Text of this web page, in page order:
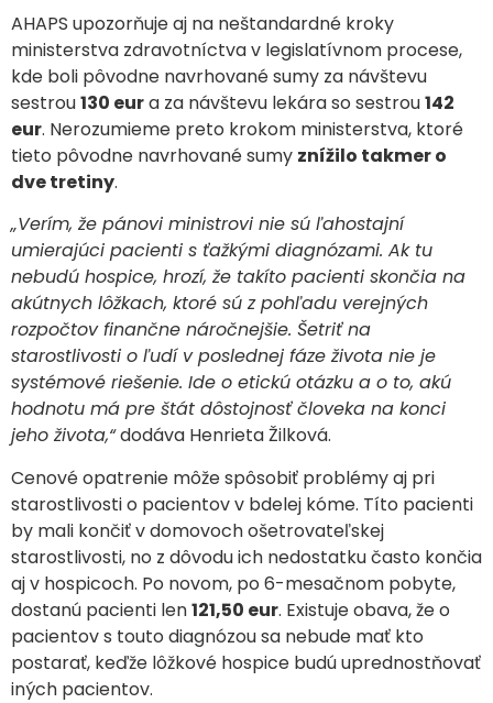
AHAPS upozorňuje aj na neštandardné kroky
ministerstva zdravotníctva v legislatívnom procese,
kde boli pôvodne navrhované sumy za návštevu
sestrou130 eura za návštevu lekára so sestrou142
eur. Nerozumieme preto krokom ministerstva, ktoré
tieto pôvodne navrhované sumy znížilo takmer o
dve tretiny.
„Verím, že pánovi ministrovi nie sú ľahostajní
umierajúci pacienti s ťažkými diagnózami. Ak tu
nebudú hospice, hrozí, že takíto pacienti skončia na
akútnych lôžkach, ktoré sú z pohľadu verejných
rozpočtov finančne náročnejšie. Šetriť na
starostlivosti o ľudí v poslednej fáze života nie je
systémové riešenie. Ide o etickú otázku a o to, akú
hodnotu má pre štát dôstojnosť človeka na konci
jeho života,“dodáva Henrieta Žilková.
Cenové opatrenie môže spôsobiť problémy aj pri
starostlivosti o pacientov v bdelej kóme. Títo pacienti
by mali končiť v domovoch ošetrovateľskej
starostlivosti, no z dôvodu ich nedostatku často končia
aj v hospicoch. Po novom, po 6-mesačnom pobyte,
dostanú pacienti len121,50 eur. Existuje obava, že o
pacientov s touto diagnózou sa nebude mať kto
postarať, keďže lôžkové hospice budú uprednostňovať
iných pacientov.